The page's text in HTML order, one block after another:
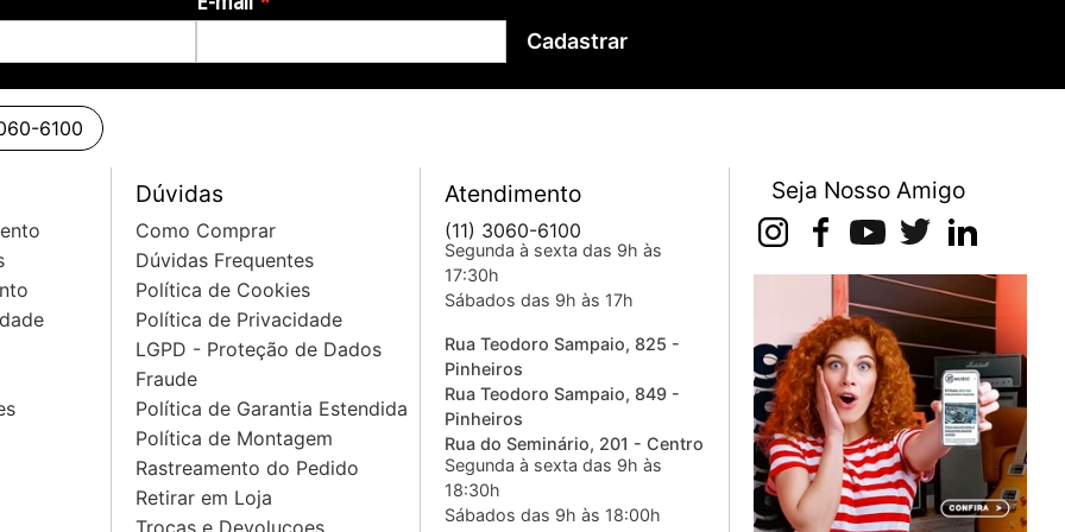
série/paralelo para o single do braço
Cadastrar
6100
Dúvidas
Como Comprar
Dúvidas Frequentes
Política de Cookies
Política de Privacidade
LGPD - Proteção de Dados
Fraude
Política de Garantia Estendida
Política de Montagem
Rastreamento do Pedido
Retirar em Loja
Atendimento
(11) 3060-6100
Segunda à sexta das 9h às
17:30h
Sábados das 9h às 17h
Rua Teodoro Sampaio, 825 -
Pinheiros
Rua Teodoro Sampaio, 849 -
Pinheiros
Rua do Seminário, 201 - Centro
Segunda à sexta das 9h às
18:30h
Sábados das 9h às 18:00h
Seja Nosso Amigo